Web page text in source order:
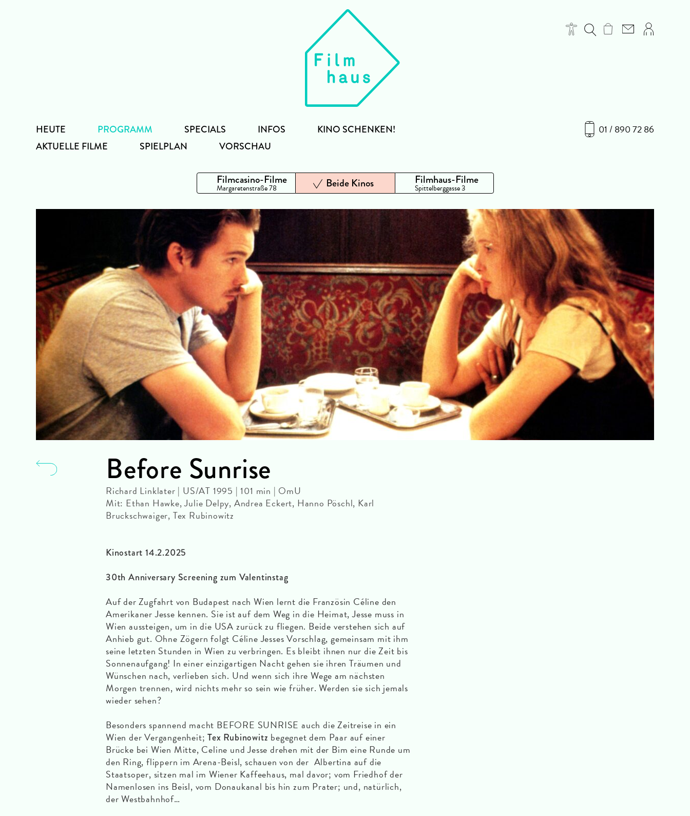
01 / 890 72 86
HEUTE
PROGRAMM
AKTUELLE FILME
SPIELPLAN VORSCHAU
SPECIALS INFOS KINO SCHENKEN!
Filmcasino-Filme
Margaretenstraße 78 Beide Kinos Filmhaus-Filme
Spittelberggasse 3
Before Sunrise
Richard Linklater | US/AT 1995 | 101 min | OmU
Mit: Ethan Hawke, Julie Delpy, Andrea Eckert, Hanno Pöschl, Karl
Bruckschwaiger, Tex Rubinowitz
Kinostart 14.2.2025
30th Anniversary Screening zum Valentinstag
Auf der Zugfahrt von Budapest nach Wien lernt die Französin Céline den
Amerikaner Jesse kennen. Sie ist auf dem Weg in die Heimat, Jesse muss in
Wien aussteigen, um in die USA zurück zu fliegen. Beide verstehen sich auf
Anhieb gut. Ohne Zögern folgt Céline Jesses Vorschlag, gemeinsam mit ihm
seine letzten Stunden in Wien zu verbringen. Es bleibt ihnen nur die Zeit bis
Sonnenaufgang! In einer einzigartigen Nacht gehen sie ihren Träumen und
Wünschen nach, verlieben sich. Und wenn sich ihre Wege am nächsten
Morgen trennen, wird nichts mehr so sein wie früher. Werden sie sich jemals
wieder sehen?
Besonders spannend macht BEFORE SUNRISE auch die Zeitreise in ein
Wien der Vergangenheit;Tex Rubinowitz begegnet dem Paar auf einer
Brücke bei Wien Mitte, Celine und Jesse drehen mit der Bim eine Runde um
den Ring, flippern im Arena-Beisl, schauen von der Albertina auf die
Staatsoper, sitzen mal im Wiener Kaffeehaus, mal davor; vom Friedhof der
Namenlosen ins Beisl, vom Donaukanal bis hin zum Prater; und, natürlich,
der Westbahnhof…